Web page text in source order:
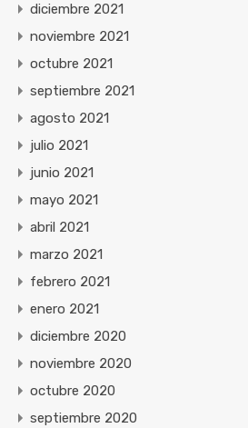
diciembre 2021
noviembre 2021
octubre 2021
septiembre 2021
agosto 2021
julio 2021
junio 2021
mayo 2021
abril 2021
marzo 2021
febrero 2021
enero 2021
diciembre 2020
noviembre 2020
octubre 2020
septiembre 2020